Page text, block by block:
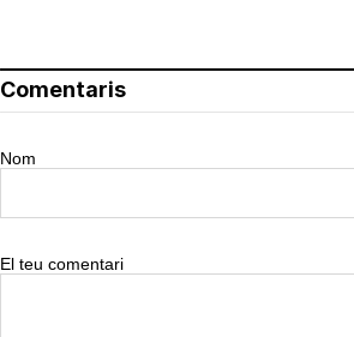
Comentaris
Nom
El teu comentari